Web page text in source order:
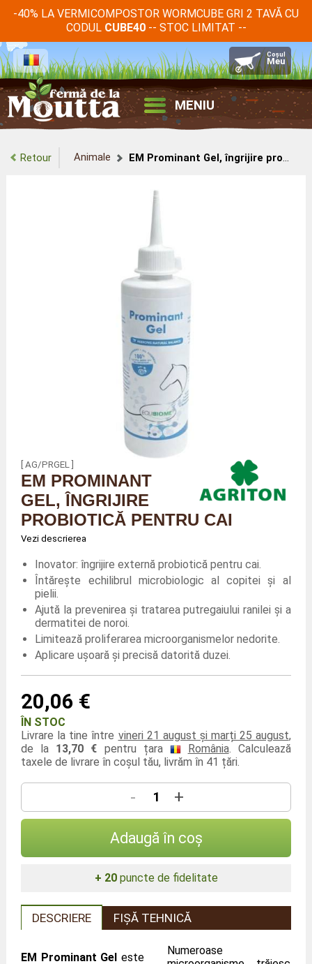
-40% LA VERMICOMPOSTOR WORMCUBE GRI 2 TAVĂ CU
CODUL CUBE40-- STOC LIMITAT --
MENIU
Retour Animale EM Prominant Gel, îngrijire probiotică pentru cai
[ AG/PRGEL ]
EM PROMINANT
GEL, ÎNGRIJIRE
PROBIOTICĂ PENTRU CAI
Vezi descrierea
Inovator: îngrijire externă probiotică pentru cai.
Întărește echilibrul microbiologic al copitei și al
pielii.
Ajută la prevenirea și tratarea putregaiului ranilei și a
dermatitei de noroi.
Limitează proliferarea microorganismelor nedorite.
Aplicare ușoară și precisă datorită duzei.
20,06 €
ÎN STOC
Livrare la tine între vineri 21 august și marți 25 august,
de la 13,70 € pentru țara România. Calculează
taxele de livrare în coșul tău, livrăm în 41 țări.
- +
Adaugă în coș
+ 20puncte de fidelitate
DESCRIERE FIȘĂ TEHNICĂ
EM Prominant Gel este
Numeroase